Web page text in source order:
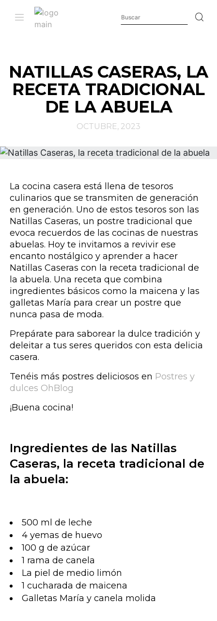
NATILLAS CASERAS, LA
RECETA TRADICIONAL
DE LA ABUELA
OCTUBRE, 2023
La cocina casera está llena de tesoros
culinarios que se transmiten de generación
en generación. Uno de estos tesoros son las
Natillas Caseras, un postre tradicional que
evoca recuerdos de las cocinas de nuestras
abuelas. Hoy te invitamos a revivir ese
encanto nostálgico y aprender a hacer
Natillas Caseras con la receta tradicional de
la abuela. Una receta que combina
ingredientes básicos como la maicena y las
galletas María para crear un postre que
nunca pasa de moda.
Prepárate para saborear la dulce tradición y
deleitar a tus seres queridos con esta delicia
casera.
Tenéis más postres deliciosos en Postres y
dulces OhBlog
¡Buena cocina!
Ingredientes de las Natillas
Caseras, la receta tradicional de
la abuela:
500 ml de leche
4 yemas de huevo
100 g de azúcar
1 rama de canela
La piel de medio limón
1 cucharada de maicena
Galletas María y canela molida